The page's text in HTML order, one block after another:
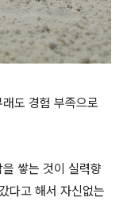
도 경험 부족으로
쌓는 것이 실력향
다고 해서 자신없는